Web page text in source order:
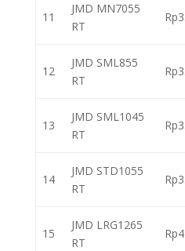
11
JMD MN7055
RT
12
JMD SML855
RT
13
JMD SML1045
RT
14
JMD STD1055
RT
15
JMD LRG1265
RT